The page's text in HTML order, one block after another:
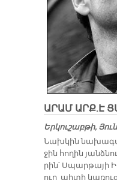
ԱՐԱՄ ԱՐՔ.Է
Երկուշաբթի,
Նախ­կին
ջին հո­ղին
րին՝ Սպարթայի
ուր պիտի